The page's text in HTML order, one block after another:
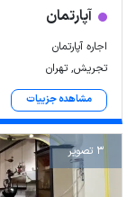
آپارتمان
اجاره آپارتمان
تجریش, تهران
مشاهده جزییات
3 تصویر